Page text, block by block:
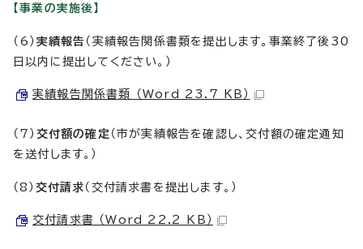
【事業の実施後】
（6） 実績報告 （実績報告関係書類を提出します。事業終了後30
日以内に提出してください。）
実績報告関係書類 （Word 23.7 KB）
（7） 交付額の確定 （市が実績報告を確認し、交付額の確定通知
を送付します。）
（8） 交付請求 （交付請求書を提出します。）
交付請求書 （Word 22.2 KB）